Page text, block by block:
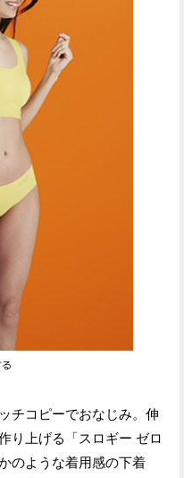
チコピーでおなじみ。伸
り上げる「スロギー ゼロ
のような着用感の下着